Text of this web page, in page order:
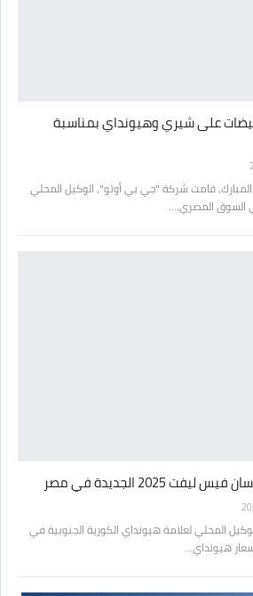
على شيري وهيونداي بمناسبة
قامت شركة "جي بي أوتو"، الوكيل المحلي
السوق المصري،…
2025 الجديدة في مصر
المحلي لعلامة هيونداي الكورية الجنوبية في
هيونداي…